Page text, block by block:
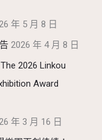
年 5 月 8 日
2026 年 4 月 8 日
2026 Linkou
Award
年 3 月 16 日